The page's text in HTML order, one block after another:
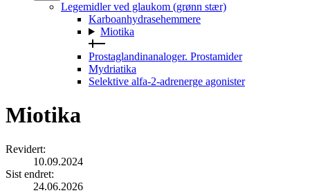
Legemidler ved glaukom (grønn stær)
Karboanhydrasehemmere
Miotika
Prostaglandinanaloger. Prostamider
Mydriatika
Selektive alfa-2-adrenerge agonister
Miotika
Revidert:
10.09.2024
Sist endret:
24.06.2026